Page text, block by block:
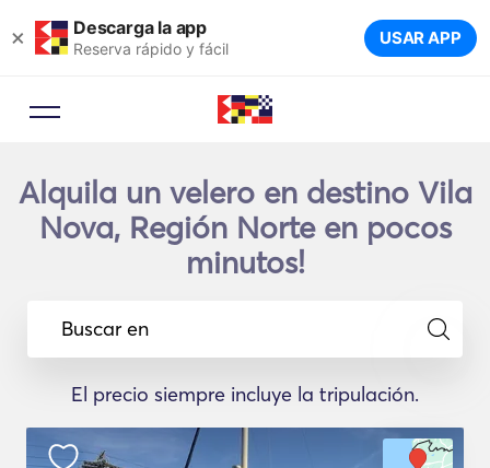
× Descarga la app
Reserva rápido y fácil USAR APP
Alquila un velero en destino Vila
Nova, Región Norte en pocos
minutos!
Buscar en
El precio siempre incluye la tripulación.